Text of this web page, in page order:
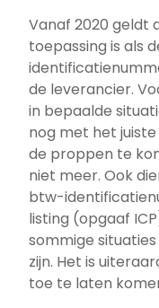
Vanaf 2020 geldt
toepassing is als
de leverancier.
in bepaalde
nog met het
de proppen te
niet meer. Ook
btw-
listing (opgaaf
sommige
zijn. Het is
toe te laten